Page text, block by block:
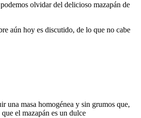
olvidar del delicioso mazapán de
aún hoy es discutido, de lo que no cabe
una masa homogénea y sin grumos que,
el mazapán es un dulce